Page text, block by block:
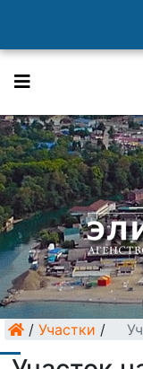
/ Участки /